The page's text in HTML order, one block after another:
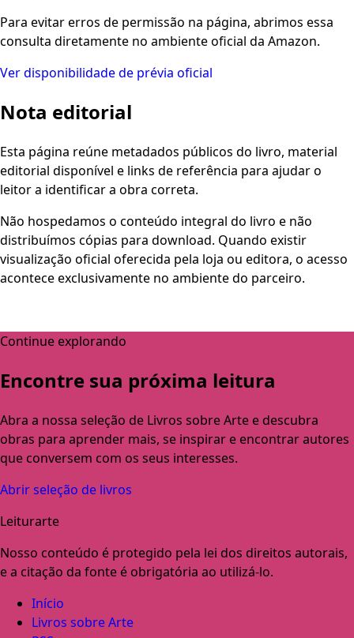
Para evitar erros de permissão na página, abrimos essa
consulta diretamente no ambiente oficial da Amazon.
Ver disponibilidade de prévia oficial
Nota editorial
Esta página reúne metadados públicos do livro, material
editorial disponível e links de referência para ajudar o
leitor a identificar a obra correta.
Não hospedamos o conteúdo integral do livro e não
distribuímos cópias para download. Quando existir
visualização oficial oferecida pela loja ou editora, o acesso
acontece exclusivamente no ambiente do parceiro.
Continue explorando
Encontre sua próxima leitura
Abra a nossa seleção de Livros sobre Arte e descubra
obras para aprender mais, se inspirar e encontrar autores
que conversem com os seus interesses.
Abrir seleção de livros
Leiturarte
Nosso conteúdo é protegido pela lei dos direitos autorais,
e a citação da fonte é obrigatória ao utilizá-lo.
Início
Livros sobre Arte